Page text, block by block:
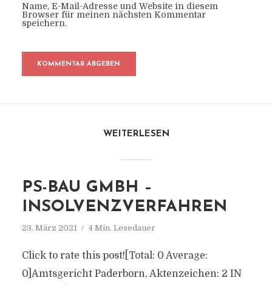
Name, E-Mail-Adresse und Website in diesem
Browser für meinen nächsten Kommentar
speichern.
WEITERLESEN
PS-BAU GMBH –
INSOLVENZVERFAHREN
23. März 2021 4 Min. Lesedauer
Click to rate this post![Total: 0 Average:
0]Amtsgericht Paderborn, Aktenzeichen: 2 IN